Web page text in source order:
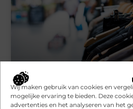
Wij maken gebruik van cookies en
mogelijke ervaring te bieden. Deze
advertenties en het analyseren van het
Ontdek het comfort van